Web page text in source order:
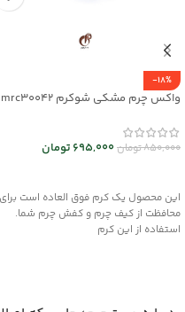
-18%
واکس چرم مشکی شوکرم mrc30042
850,000تومان695,000 تومان
این محصول یک کرم فوق العاده است برای
محافظت از کیف چرم و کفش چرم شما.
استفاده از این کرم